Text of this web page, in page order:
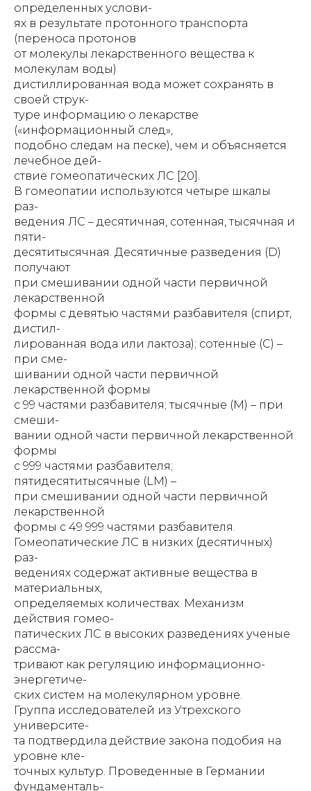
определенных услови-
ях в результате протонного транспорта
(переноса протонов
от молекулы лекарственного вещества к
молекулам воды)
дистиллированная вода может сохранять в
своей струк-
туре информацию о лекарстве
(«информационный след»,
подобно следам на песке), чем и объясняется
лечебное дей-
ствие гомеопатических ЛС [20].
В гомеопатии используются четыре шкалы
раз-
ведения ЛС – десятичная, сотенная, тысячная и
пяти-
десятитысячная. Десятичные разведения (D)
получают
при смешивании одной части первичной
лекарственной
формы с девятью частями разбавителя (спирт,
дистил-
лированная вода или лактоза); сотенные (С) –
при сме-
шивании одной части первичной
лекарственной формы
с 99 частями разбавителя; тысячные (М) – при
смеши-
вании одной части первичной лекарственной
формы
с 999 частями разбавителя;
пятидесятитысячные (LM) –
при смешивании одной части первичной
лекарственной
формы с 49 999 частями разбавителя.
Гомеопатические ЛС в низких (десятичных)
раз-
ведениях содержат активные вещества в
материальных,
определяемых количествах. Механизм
действия гомео-
патических ЛС в высоких разведениях ученые
рассма-
тривают как регуляцию информационно-
энергетиче-
ских систем на молекулярном уровне.
Группа исследователей из Утрехского
университе-
та подтвердила действие закона подобия на
уровне кле-
точных культур. Проведенные в Германии
фундаменталь-